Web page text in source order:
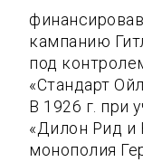
кампанию
под
«Стандарт
В 1926 г. при
«Дилон Рид и
монополия